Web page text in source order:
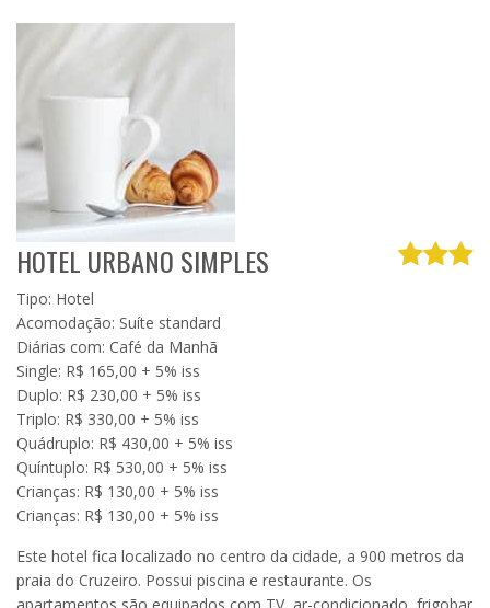
HOTEL URBANO SIMPLES
Tipo: Hotel
Acomodação: Suíte standard
Diárias com: Café da Manhã
Single: R$ 165,00 + 5% iss
Duplo: R$ 230,00 + 5% iss
Triplo: R$ 330,00 + 5% iss
Quádruplo: R$ 430,00 + 5% iss
Quíntuplo: R$ 530,00 + 5% iss
Crianças: R$ 130,00 + 5% iss
Crianças: R$ 130,00 + 5% iss
Este hotel fica localizado no centro da cidade, a 900 metros da
praia do Cruzeiro. Possui piscina e restaurante. Os